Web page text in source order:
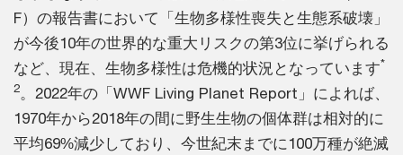
F）の報告書において「生物多様性喪失と生態系破壊」
が今後10年の世界的な重大リスクの第3位に挙げられる
など、現在、生物多様性は危機的状況となっています*
2。2022年の「WWF Living Planet Report」によれば、
1970年から2018年の間に野生生物の個体群は相対的に
平均69%減少しており、今世紀末までに100万種が絶滅